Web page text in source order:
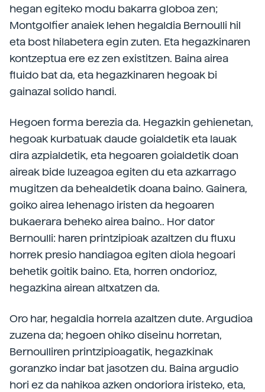
hegan egiteko modu bakarra globoa zen;
Montgolfier anaiek lehen hegaldia Bernoulli hil
eta bost hilabetera egin zuten. Eta hegazkinaren
kontzeptua ere ez zen existitzen. Baina airea
fluido bat da, eta hegazkinaren hegoak bi
gainazal solido handi.
Hegoen forma berezia da. Hegazkin gehienetan,
hegoak kurbatuak daude goialdetik eta lauak
dira azpialdetik, eta hegoaren goialdetik doan
aireak bide luzeagoa egiten du eta azkarrago
mugitzen da behealdetik doana baino. Gainera,
goiko airea lehenago iristen da hegoaren
bukaerara beheko airea baino.. Hor dator
Bernoulli: haren printzipioak azaltzen du fluxu
horrek presio handiagoa egiten diola hegoari
behetik goitik baino. Eta, horren ondorioz,
hegazkina airean altxatzen da.
Oro har, hegaldia horrela azaltzen dute. Argudioa
zuzena da; hegoen ohiko diseinu horretan,
Bernoulliren printzipioagatik, hegazkinak
goranzko indar bat jasotzen du. Baina argudio
hori ez da nahikoa azken ondoriora iristeko, eta,